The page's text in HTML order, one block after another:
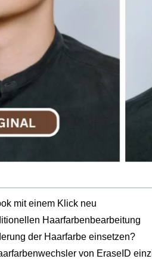
mit einem Klick neu
Haarfarbenbearbeitung
der Haarfarbe einsetzen?
von EraseID